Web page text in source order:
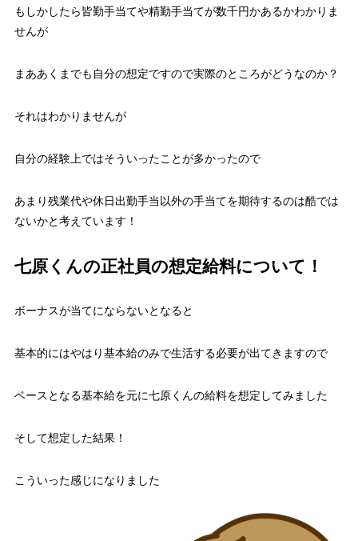
もしかしたら皆勤手当てや精勤手当てが数千円かあるかわかりま
せんが
まああくまでも自分の想定ですので実際のところがどうなのか？
それはわかりませんが
自分の経験上ではそういったことが多かったので
あまり残業代や休日出勤手当以外の手当てを期待するのは酷では
ないかと考えています！
七原くんの正社員の想定給料について！
ボーナスが当てにならないとなると
基本的にはやはり基本給のみで生活する必要が出てきますので
ベースとなる基本給を元に七原くんの給料を想定してみました
そして想定した結果！
こういった感じになりました